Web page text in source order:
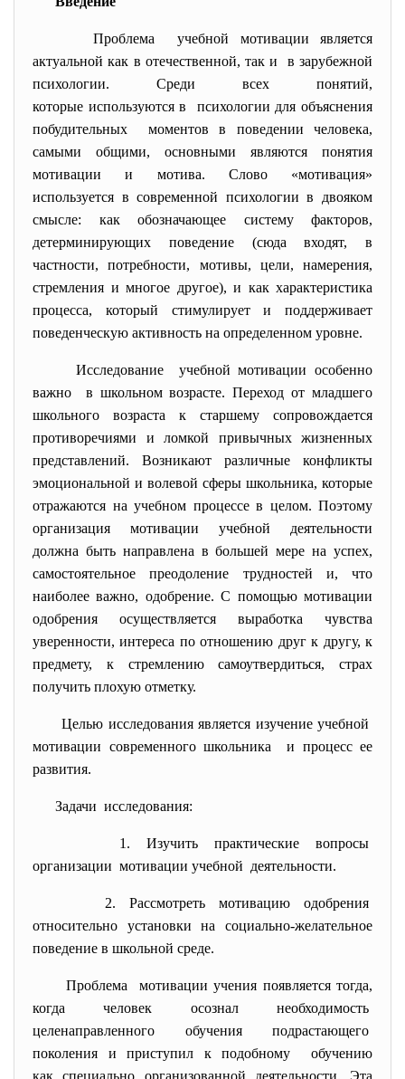
Проблема учебной мотивации является
актуальной как в отечественной, так и в зарубежной
психологии. Среди всех понятий,
которые используются в психологии для объяснения
побудительных моментов в поведении человека,
самыми общими, основными являются понятия
мотивации и мотива. Слово «мотивация»
используется в современной психологии в двояком
смысле: как обозначающее систему факторов,
детерминирующих поведение (сюда входят, в
частности, потребности, мотивы, цели, намерения,
стремления и многое другое), и как характеристика
процесса, который стимулирует и поддерживает
поведенческую активность на определенном уровне.
Исследование учебной мотивации особенно
важно в школьном возрасте. Переход от младшего
школьного возраста к старшему сопровождается
противоречиями и ломкой привычных жизненных
представлений. Возникают различные конфликты
эмоциональной и волевой сферы школьника, которые
отражаются на учебном процессе в целом. Поэтому
организация мотивации учебной деятельности
должна быть направлена в большей мере на успех,
самостоятельное преодоление трудностей и, что
наиболее важно, одобрение. С помощью мотивации
одобрения осуществляется выработка чувства
уверенности, интереса по отношению друг к другу, к
предмету, к стремлению самоутвердиться, страх
получить плохую отметку.
Целью исследования является изучение учебной
мотивации современного школьника и процесс ее
развития.
Задачи исследования:
1. Изучить практические вопросы
организации мотивации учебной деятельности.
2. Рассмотреть мотивацию одобрения
относительно установки на социально-желательное
поведение в школьной среде.
Проблема мотивации учения появляется тогда,
когда человек осознал необходимость
целенаправленного обучения подрастающего
поколения и приступил к подобному обучению
как специально организованной деятельности. Эта